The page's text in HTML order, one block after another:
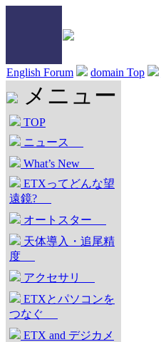
English Forum domain Top
メニュー
TOP
ニュース
What’s New
ETXってどんな望
遠鏡?
オートスター
天体導入・追尾精
度
アクセサリ
ETXとパソコンを
つなぐ
ETX and デジカメ